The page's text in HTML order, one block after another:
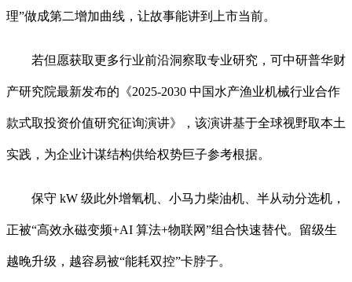
理”做成第二增加曲线，让故事能讲到上市当前。
若但愿获取更多行业前沿洞察取专业研究，可中研普华财
产研究院最新发布的《2025-2030 中国水产渔业机械行业合作
款式取投资价值研究征询演讲》，该演讲基于全球视野取本土
实践，为企业计谋结构供给权势巨子参考根据。
保守 kW 级此外增氧机、小马力柴油机、半从动分选机，
正被“高效永磁变频+AI 算法+物联网”组合快速替代。留级生
越晚升级，越容易被“能耗双控”卡脖子。